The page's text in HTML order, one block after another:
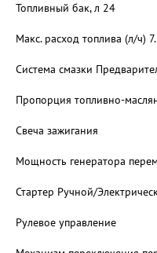
Топливный бак, л 24
Макс. расход топлива (л/ч)
Система смазки
Пропорция топливно-
Свеча зажигания
Мощность генератора
Стартер Ручной/
Рулевое управление